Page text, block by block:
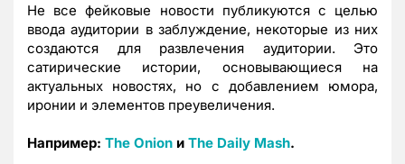
Не все фейковые новости публикуются с целью
ввода аудитории в заблуждение, некоторые из них
создаются для развлечения аудитории. Это
сатирические истории, основывающиеся на
актуальных новостях, но с добавлением юмора,
иронии и элементов преувеличения.
Например: The Onion и The Daily Mash.